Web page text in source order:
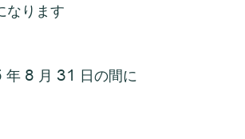
なります
8 月 31 日の間に